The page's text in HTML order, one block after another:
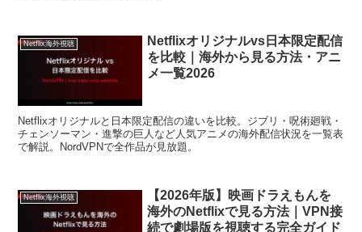
Netflix海外視聴
Netflixオリジナルvs日本限定配信
を比較｜海外から見る方法・アニ
メ一覧2026
Netflixオリジナルと日本限定配信の違いを比較。ジブリ・呪術廻戦・
チェンソーマン・進撃の巨人など人気アニメの海外配信状況を一覧表
で解説。NordVPNで全作品が見放題。
Netflix海外視聴
【2026年版】映画ドラえもんを
海外のNetflixで見る方法｜VPN接
続で劇場版を視聴する完全ガイド